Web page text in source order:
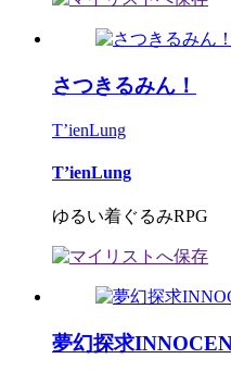
さつきるみん！
T’ienLung
T’ienLung
ゆるい着ぐるみRPG
夢幻探求